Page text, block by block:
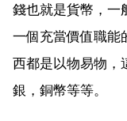
錢也就是貨幣，一
一個充當價值職能
西都是以物易物，
銀，銅幣等等。